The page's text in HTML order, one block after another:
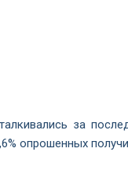
за
опрошенных